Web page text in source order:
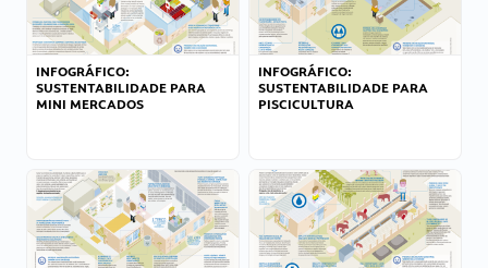
INFOGRÁFICO:
SUSTENTABILIDADE PARA
MINI MERCADOS
INFOGRÁFICO:
SUSTENTABILIDADE PARA
PISCICULTURA